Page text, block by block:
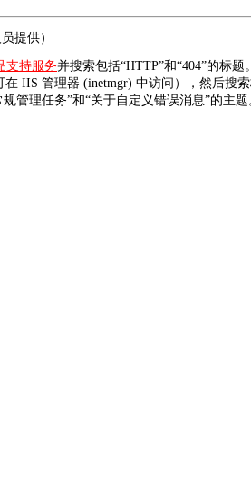
提供）
支持服务并搜索包括“HTTP”和“404”的标题
在 IIS 管理器 (inetmgr) 中访问），然后搜
规管理任务”和“关于自定义错误消息”的主题